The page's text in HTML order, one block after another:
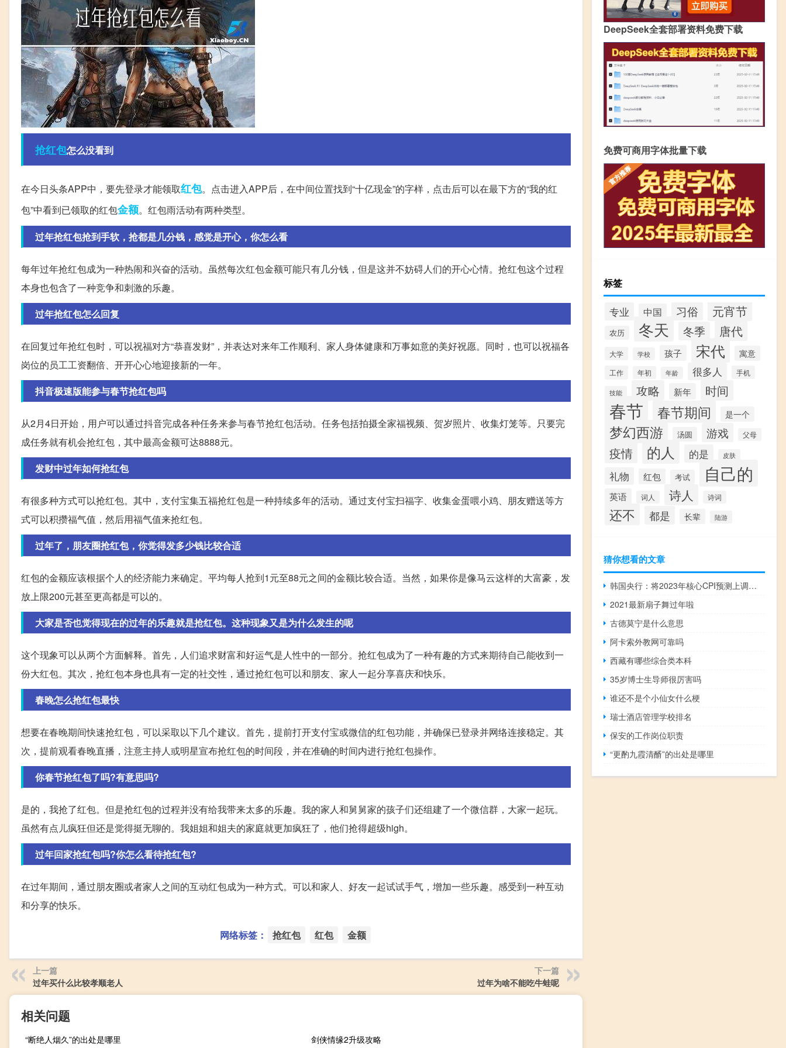
抢红包怎么没看到
在今日头条APP中，要先登录才能领取红包。点击进入APP后，在中间位置找到“十亿现金”的字样，点击后可以在最下方的“我的红
包”中看到已领取的红包金额。红包雨活动有两种类型。
过年抢红包抢到手软，抢都是几分钱，感觉是开心，你怎么看
每年过年抢红包成为一种热闹和兴奋的活动。虽然每次红包金额可能只有几分钱，但是这并不妨碍人们的开心心情。抢红包这个过程
本身也包含了一种竞争和刺激的乐趣。
过年抢红包怎么回复
在回复过年抢红包时，可以祝福对方“恭喜发财”，并表达对来年工作顺利、家人身体健康和万事如意的美好祝愿。同时，也可以祝福各
岗位的员工工资翻倍、开开心心地迎接新的一年。
抖音极速版能参与春节抢红包吗
从2月4日开始，用户可以通过抖音完成各种任务来参与春节抢红包活动。任务包括拍摄全家福视频、贺岁照片、收集灯笼等。只要完
成任务就有机会抢红包，其中最高金额可达8888元。
发财中过年如何抢红包
有很多种方式可以抢红包。其中，支付宝集五福抢红包是一种持续多年的活动。通过支付宝扫福字、收集金蛋喂小鸡、朋友赠送等方
式可以积攒福气值，然后用福气值来抢红包。
过年了，朋友圈抢红包，你觉得发多少钱比较合适
红包的金额应该根据个人的经济能力来确定。平均每人抢到1元至88元之间的金额比较合适。当然，如果你是像马云这样的大富豪，发
放上限200元甚至更高都是可以的。
大家是否也觉得现在的过年的乐趣就是抢红包。这种现象又是为什么发生的呢
这个现象可以从两个方面解释。首先，人们追求财富和好运气是人性中的一部分。抢红包成为了一种有趣的方式来期待自己能收到一
份大红包。其次，抢红包本身也具有一定的社交性，通过抢红包可以和朋友、家人一起分享喜庆和快乐。
春晚怎么抢红包最快
想要在春晚期间快速抢红包，可以采取以下几个建议。首先，提前打开支付宝或微信的红包功能，并确保已登录并网络连接稳定。其
次，提前观看春晚直播，注意主持人或明星宣布抢红包的时间段，并在准确的时间内进行抢红包操作。
你春节抢红包了吗?有意思吗?
是的，我抢了红包。但是抢红包的过程并没有给我带来太多的乐趣。我的家人和舅舅家的孩子们还组建了一个微信群，大家一起玩。
虽然有点儿疯狂但还是觉得挺无聊的。我姐姐和姐夫的家庭就更加疯狂了，他们抢得超级high。
过年回家抢红包吗?你怎么看待抢红包?
在过年期间，通过朋友圈或者家人之间的互动红包成为一种方式。可以和家人、好友一起试试手气，增加一些乐趣。感受到一种互动
和分享的快乐。
网络标签： 抢红包 红包 金额
上一篇
过年买什么比较孝顺老人
下一篇
过年为啥不能吃牛蛙呢
相关问题
“断绝人烟久”的出处是哪里 剑侠情缘2升级攻略
DeepSeek全套部署资料免费下载
免费可商用字体批量下载
标签
专业 中国 习俗 元宵节
农历 冬天 冬季 唐代
大学 学校 孩子 宋代 寓意
工作 年初 年龄 很多人 手机
技能 攻略 新年 时间
春节 春节期间 是一个
梦幻西游 汤圆 游戏 父母
疫情 的人 的是 皮肤
礼物 红包 考试 自己的
英语 词人 诗人 诗词
还不 都是 长辈 陆游
猜你想看的文章
韩国央行：将2023年核心CPI预测上调至3.4%而原先预测为3.3%
2021最新扇子舞过年啦
古德莫宁是什么意思
阿卡索外教网可靠吗
西藏有哪些综合类本科
35岁博士生导师很厉害吗
谁还不是个小仙女什么梗
瑞士酒店管理学校排名
保安的工作岗位职责
“更酌九霞清醑”的出处是哪里